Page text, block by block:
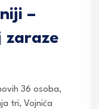
–
zaraze
36 osoba,
tri, Vojnića